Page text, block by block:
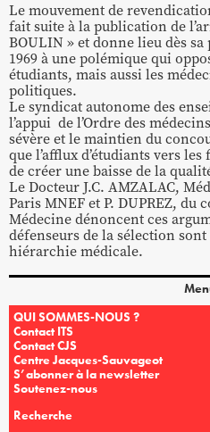
Le mouvement de
fait suite à la publication de
BOULIN » et donne lieu dès
1969 à une polémique qui
étudiants, mais aussi les
politiques.
Le syndicat autonome des
l’appui de l’Ordre des
sévère et le maintien du
que l’afflux d’étudiants vers
de créer une baisse de la
Le Docteur J.C. AMZALAC,
Paris MNEF et P. DUPREZ, du
Médecine dénoncent ces
défenseurs de la sélection
hiérarchie médicale.
QUI SOMMES-NOUS ?
Contact ITS
Contact CJS
Centre Jacques-Sauvageot
S’abonner à la newsletter
Soutenez-nous
Recherche